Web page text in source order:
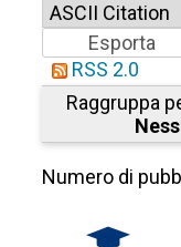
RSS 2.0
Raggruppa
Numero di